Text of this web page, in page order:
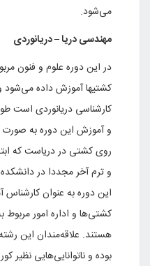
می‌شود.
مهندسی دریا –دریانوردی
در این دوره علوم و فنون
کشتیها آموزش داده
و آموزش این دوره به
روی کشتی در دریاست که
و ترم‌ آخر مجددا در
این دوره به عنوان
کشتی‌ها و اداره امور مربوط
هستند. علاقه‌مندان این
بوده و ناتوانایی‌هایی نظیر